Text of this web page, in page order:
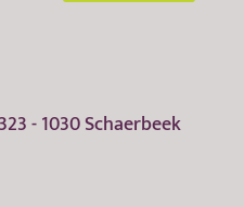
- 1030 Schaerbeek